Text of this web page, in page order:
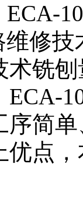
维修
术铣
ECA-
序简
点